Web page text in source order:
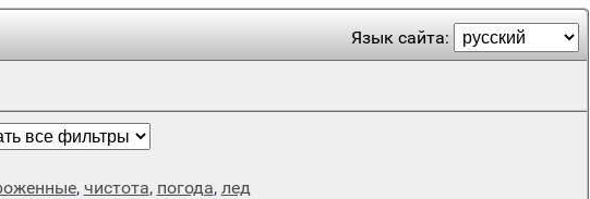
Язык сайта:
, чистота, погода, лед